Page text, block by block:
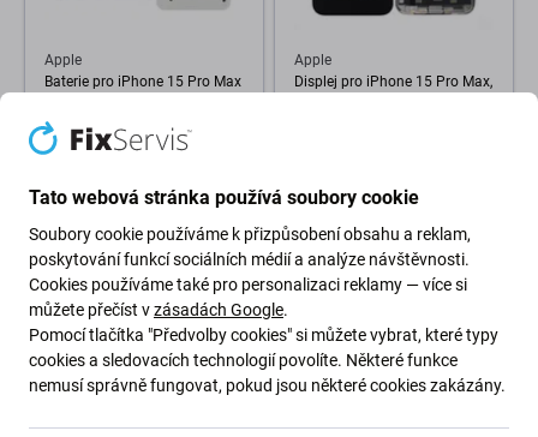
Apple
Baterie pro iPhone 15 Pro Max
Genuine Apple
2 030 Kč
SKLADEM 10+ ks
Apple
Displej pro iPhone 15 Pro Max,
SKLADEM 1 ks
-45 %
Tato webová stránka používá soubory cookie
Soubory cookie používáme k přizpůsobení obsahu a reklam,
poskytování funkcí sociálních médií a analýze návštěvnosti.
Cookies používáme také pro personalizaci reklamy — více si
můžete přečíst vzásadách Google.
Pomocí tlačítka "Předvolby cookies" si můžete vybrat, které typy
cookies a sledovacích technologií povolíte. Některé funkce
nemusí správně fungovat, pokud jsou některé cookies zakázány.